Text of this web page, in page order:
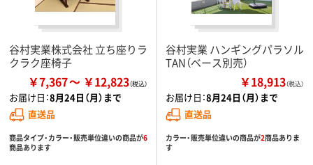
谷村実業株式会社 立ち座りラ
クラク座椅子
￥7,367 ￥12,823
お届け日：8月24日（月）まで
直送品
商品タイプ・カラー・販売単位違いの商品が6
商品あります
谷村実業 ハンギングパラソル
TAN（ベース別売）
￥18,913（税込）
お届け日：8月24日（月）まで
直送品
カラー・販売単位違いの商品が2商品ありま
す